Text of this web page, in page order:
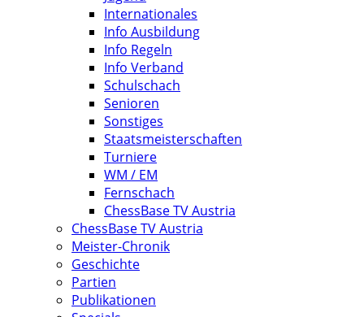
Internationales
Info Ausbildung
Info Regeln
Info Verband
Schulschach
Senioren
Sonstiges
Staatsmeisterschaften
Turniere
WM / EM
Fernschach
ChessBase TV Austria
ChessBase TV Austria
Meister-Chronik
Geschichte
Partien
Publikationen